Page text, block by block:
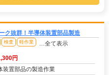
ク抜群！半導体装置部品製造
検査 軽作業 …全て表示
円
装置部品の製造作業